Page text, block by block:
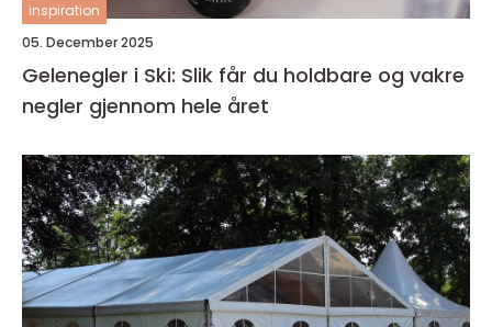
inspiration
05. December 2025
Gelenegler i Ski: Slik får du holdbare og vakre
negler gjennom hele året